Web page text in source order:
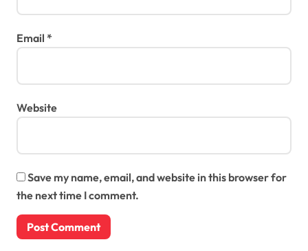
Email *
Website
Save my name, email, and website in this browser for
the next time I comment.